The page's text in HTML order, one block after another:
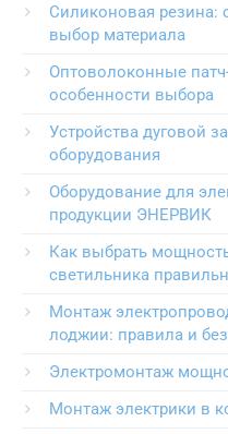
Силиконовая резина:
выбор материала
Оптоволоконные
особенности выбора
Устройства дуговой
оборудования
Оборудование для
продукции ЭНЕРВИК
Как выбрать
светильника
Монтаж
лоджии: правила и
Электромонтаж
Монтаж электрики в